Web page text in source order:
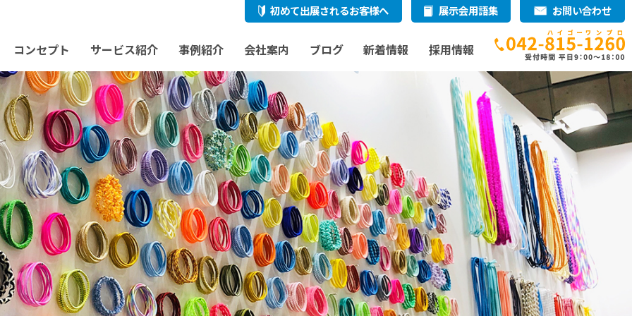
初めて出展されるお客様へ 展示会用語集 お問い合わせ
コンセプト サービス紹介 事例紹介 会社案内 ブログ 新着情報 採用情報